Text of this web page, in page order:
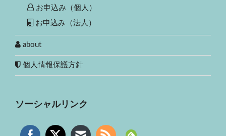
お申込み（個人）
お申込み（法人）
about
個人情報保護方針
ソーシャルリンク